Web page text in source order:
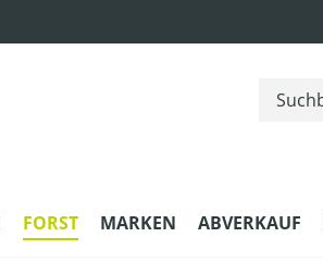
FORST MARKEN ABVERKAUF